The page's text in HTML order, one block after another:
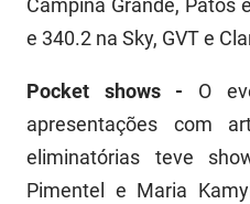
Campina Grande, Patos
e 340.2 na Sky, GVT e
Pocket shows - O
apresentações com
eliminatórias teve
Pimentel e Maria